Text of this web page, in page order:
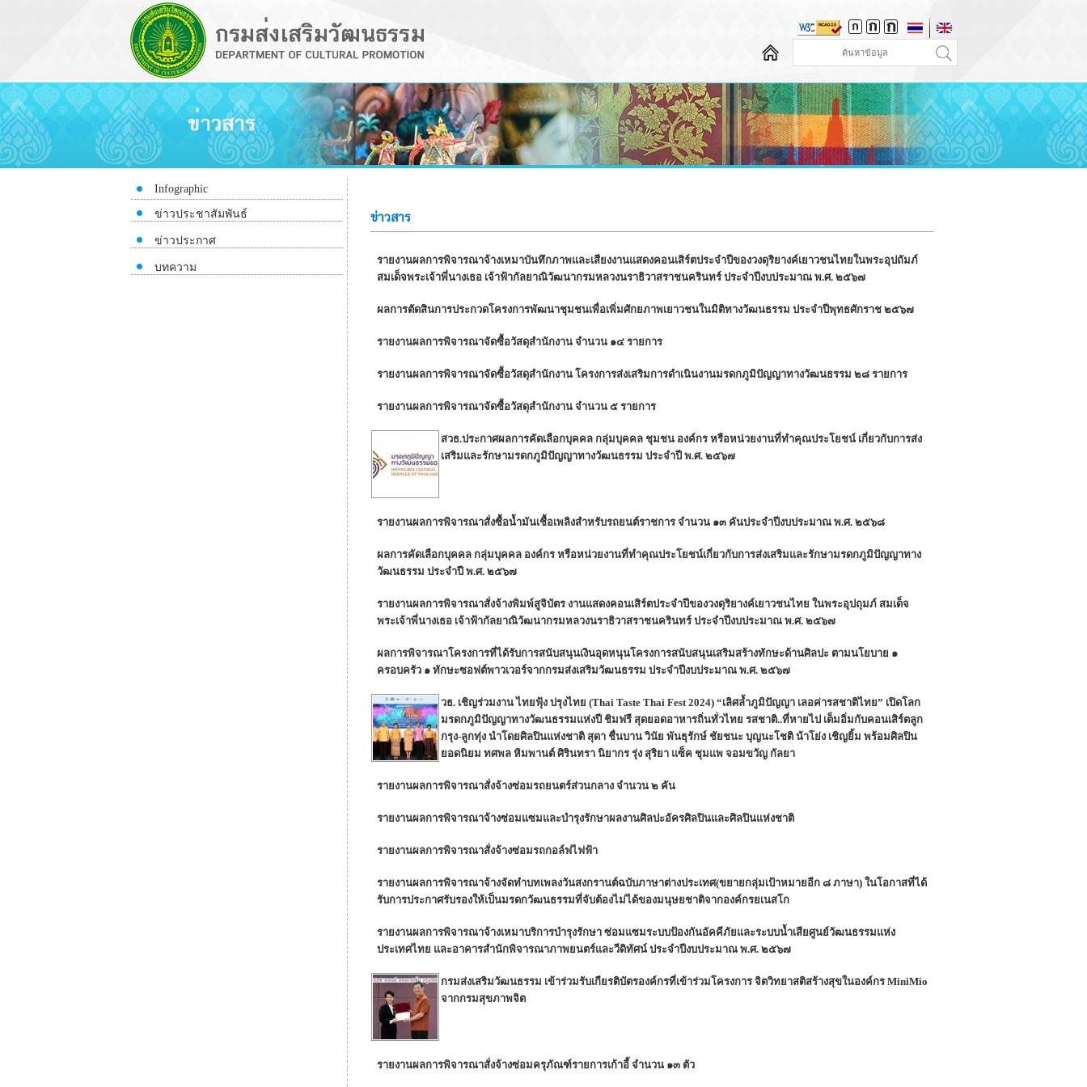
Infographic
ข่าวประชาสัมพันธ์
ข่าวประกาศ
บทความ
ข่าวสาร
รายงานผลการพิจารณาจ้างเหมาบันทึกภาพและเสียงงานแสดงคอนเสิร์ตประจำปีของวงดุริยางค์เยาวชนไทยในพระอุปถัมภ์
สมเด็จพระเจ้าพี่นางเธอ เจ้าฟ้ากัลยาณิวัฒนากรมหลวงนราธิวาสราชนครินทร์ ประจำปีงบประมาณ พ.ศ. ๒๕๖๗
ผลการตัดสินการประกวดโครงการพัฒนาชุมชนเพื่อเพิ่มศักยภาพเยาวชนในมิติทางวัฒนธรรม ประจำปีพุทธศักราช ๒๕๖๗
รายงานผลการพิจารณาจัดซื้อวัสดุสำนักงาน จำนวน ๑๔ รายการ
รายงานผลการพิจารณาจัดซื้อวัสดุสำนักงาน โครงการส่งเสริมการดำเนินงานมรดกภูมิปัญญาทางวัฒนธรรม ๒๘ รายการ
รายงานผลการพิจารณาจัดซื้อวัสดุสำนักงาน จำนวน ๕ รายการ
สวธ.ประกาศผลการคัดเลือกบุคคล กลุ่มบุคคล ชุมชน องค์กร หรือหน่วยงานที่ทำคุณประโยชน์ เกี่ยวกับการส่ง
เสริมและรักษามรดกภูมิปัญญาทางวัฒนธรรม ประจำปี พ.ศ. ๒๕๖๗
รายงานผลการพิจารณาสั่งซื้อน้ำมันเชื้อเพลิงสำหรับรถยนต์ราชการ จำนวน ๑๓ คันประจำปีงบประมาณ พ.ศ. ๒๕๖๘
ผลการคัดเลือกบุคคล กลุ่มบุคคล องค์กร หรือหน่วยงานที่ทำคุณประโยชน์เกี่ยวกับการส่งเสริมและรักษามรดกภูมิปัญญาทาง
วัฒนธรรม ประจำปี พ.ศ. ๒๕๖๗
รายงานผลการพิจารณาสั่งจ้างพิมพ์สูจิบัตร งานแสดงคอนเสิร์ตประจำปีของวงดุริยางค์เยาวชนไทย ในพระอุปถุมภ์ สมเด็จ
พระเจ้าพี่นางเธอ เจ้าฟ้ากัลยาณิวัฒนากรมหลวงนราธิวาสราชนครินทร์ ประจำปีงบประมาณ พ.ศ. ๒๕๖๗
ผลการพิจารณาโครงการที่ได้รับการสนับสนุนเงินอุดหนุนโครงการสนับสนุนเสริมสร้างทักษะด้านศิลปะ ตามนโยบาย ๑
ครอบครัว ๑ ทักษะซอฟต์พาวเวอร์จากกรมส่งเสริมวัฒนธรรม ประจำปีงบประมาณ พ.ศ. ๒๕๖๗
วธ. เชิญร่วมงาน ไทยฟุ้ง ปรุงไทย (Thai Taste Thai Fest 2024) “เลิศล้ำภูมิปัญญา เลอค่ารสชาติไทย” เปิดโลก
มรดกภูมิปัญญาทางวัฒนธรรมแห่งปี ชิมฟรี สุดยอดอาหารถิ่นทั่วไทย รสชาติ..ที่หายไป เต็มอิ่มกับคอนเสิร์ตลูก
กรุง-ลูกทุ่ง นำโดยศิลปินแห่งชาติ สุดา ชื่นบาน วินัย พันธุรักษ์ ชัยชนะ บุญนะโชติ น้าโย่ง เชิญยิ้ม พร้อมศิลปิน
ยอดนิยม ทศพล หิมพานต์ ศิรินทรา นิยากร รุ่ง สุริยา แซ็ค ชุมแพ จอมขวัญ กัลยา
รายงานผลการพิจารณาสั่งจ้างซ่อมรถยนตร์ส่วนกลาง จำนวน ๒ คัน
รายงานผลการพิจารณาจ้างซ่อมแซมและบำรุงรักษาผลงานศิลปะอัครศิลปินและศิลปินแห่งชาติ
รายงานผลการพิจารณาสั่งจ้างซ่อมรถกอล์ฟไฟฟ้า
รายงานผลการพิจารณาจ้างจัดทำบทเพลงวันสงกรานต์ฉบับภาษาต่างประเทศ(ขยายกลุ่มเป้าหมายอีก ๘ ภาษา) ในโอกาสที่ได้
รับการประกาศรับรองให้เป็นมรดกวัฒนธรรมที่จับต้องไม่ได้ของมนุษยชาติจากองค์กรยเนสโก
รายงานผลการพิจารณาจ้างเหมาบริการบำรุงรักษา ซ่อมแซมระบบป้องกันอัคคีภัยและระบบน้ำเสียศูนย์วัฒนธรรมแห่ง
ประเทศไทย และอาคารสำนักพิจารณาภาพยนตร์และวีดิทัศน์ ประจำปีงบประมาณ พ.ศ. ๒๕๖๗
กรมส่งเสริมวัฒนธรรม เข้าร่วมรับเกียรติบัตรองค์กรที่เข้าร่วมโครงการ จิตวิทยาสติสร้างสุขในองค์กร MiniMio
จากกรมสุขภาพจิต
รายงานผลการพิจารณาสั่งจ้างซ่อมครุภัณฑ์รายการเก้าอี้ จำนวน ๑๓ ตัว